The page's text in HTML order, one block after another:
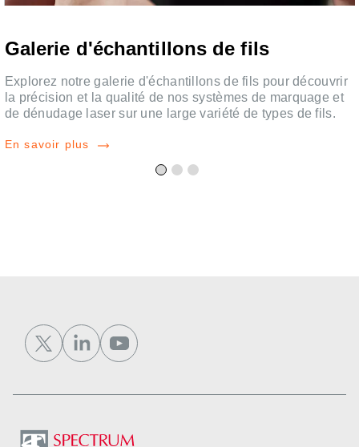
Galerie d'échantillons de fils
Explorez notre galerie d'échantillons de fils pour découvrir
la précision et la qualité de nos systèmes de marquage et
de dénudage laser sur une large variété de types de fils.
En savoir plus